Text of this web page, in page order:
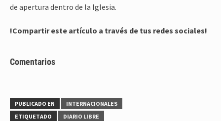
de apertura dentro de la Iglesia.
!Compartir este artículo a través de tus redes sociales!
Comentarios
PUBLICADO EN
INTERNACIONALES
ETIQUETADO
DIARIO LIBRE